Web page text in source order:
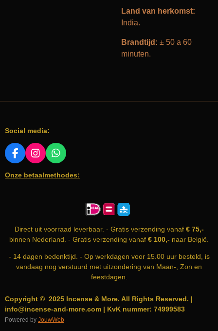
Land van herkomst:
India.
Brandtijd: ± 50 a 60
minuten.
Social media:
F
C
I
S
M
W
A
Onze betaalmethodes:
Direct uit voorraad leverbaar. - Gratis verzending vanaf€ 75,-
binnen Nederland. - Gratis verzending vanaf € 100,- naar België.
- 14 dagen bedenktijd. - Op werkdagen voor 15.00 uur besteld, is
vandaag nog verstuurd met uitzondering van Maan-, Zon en
feestdagen.
Copyright © 2025 Incense & More. All Rights Reserved. |
info@incense-and-more.com | KvK nummer: 74999583
Powered by JouwWeb